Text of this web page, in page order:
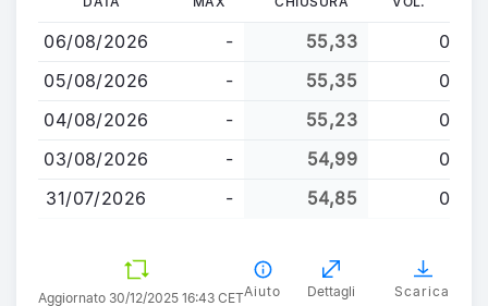
contenuto
principale
06/08/2026 - 55,33
0
05/08/2026
- 55,35
0
04/08/2026
- 55,23
0
03/08/2026
- 54,99
0
31/07/2026
- 54,85 0
Aggiornato 30/12/2025 16:43 CETAiuto Dettagli Scarica